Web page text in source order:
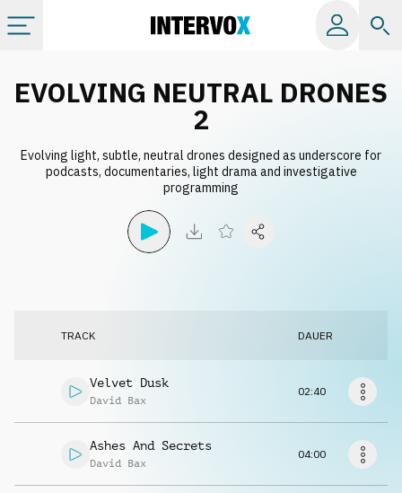
Musikanfrage
EVOLVING NEUTRAL DRONES
2
Evolving light, subtle, neutral drones designed as underscore for
podcasts, documentaries, light drama and investigative
programming
TRACK DAUER
Velvet Dusk
David Bax
02:40
Ashes And Secrets
David Bax
04:00